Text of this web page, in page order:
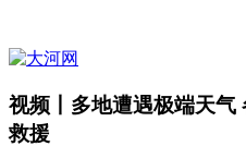
视频丨多地遭遇极端天气
救援